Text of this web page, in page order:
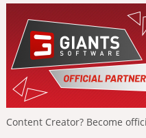
Content Creator? Become